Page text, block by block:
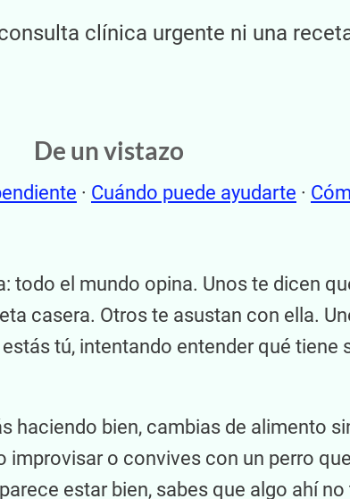
clínica urgente ni una
De un vistazo
· Cuándo puede ayudarte ·
todo el mundo opina. Unos te dicen
casera. Otros te asustan con ella.
tú, intentando entender qué tiene
haciendo bien, cambias de alimento
improvisar o convives con un perro
estar bien, sabes que algo ahí